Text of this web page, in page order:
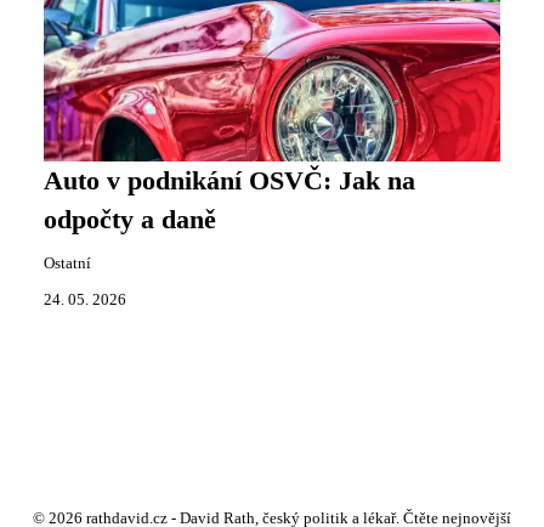
Auto v podnikání OSVČ: Jak na
odpočty a daně
Ostatní
24. 05. 2026
© 2026 rathdavid.cz - David Rath, český politik a lékař. Čtěte nejnovější